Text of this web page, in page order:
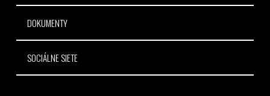
DOKUMENTY
SOCIÁLNE SIETE